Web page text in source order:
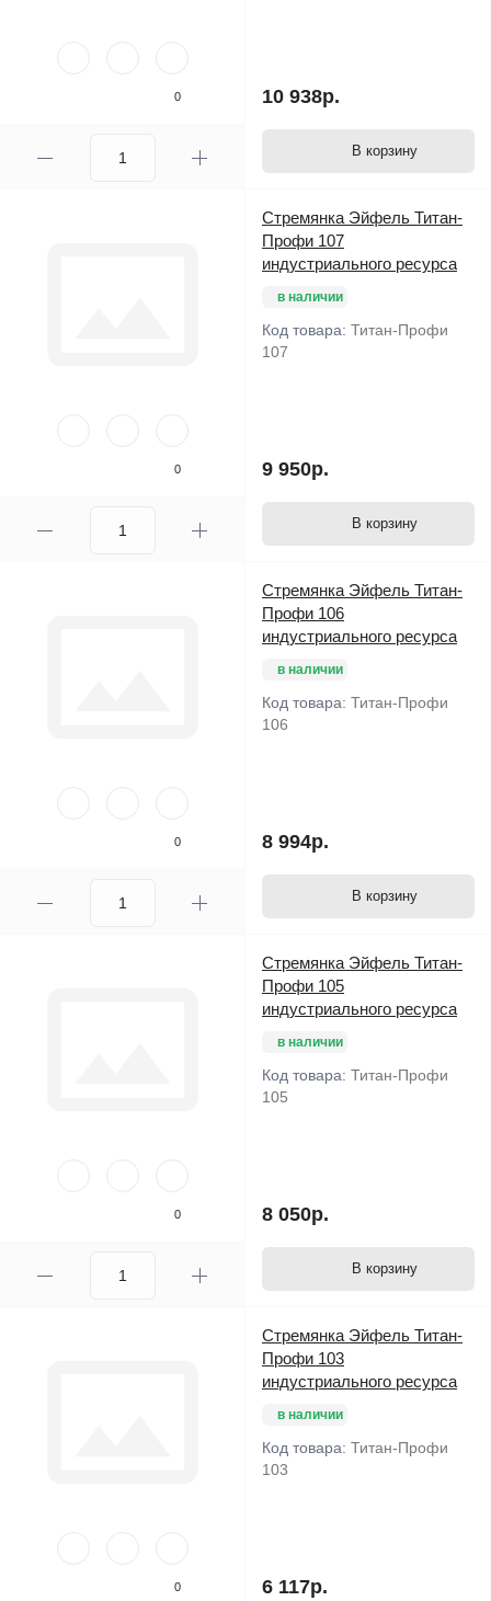
0 10 938р.
В корзину
0
Стремянка Эйфель Титан-
Профи 107
индустриального ресурса
в наличии
Код товара: Титан-Профи
107
9 950р.
В корзину
0
Стремянка Эйфель Титан-
Профи 106
индустриального ресурса
в наличии
Код товара: Титан-Профи
106
8 994р.
В корзину
0
Стремянка Эйфель Титан-
Профи 105
индустриального ресурса
в наличии
Код товара: Титан-Профи
105
8 050р.
В корзину
0
Стремянка Эйфель Титан-
Профи 103
индустриального ресурса
в наличии
Код товара: Титан-Профи
103
6 117р.